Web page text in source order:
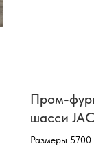
Пром-
шасси
Размеры